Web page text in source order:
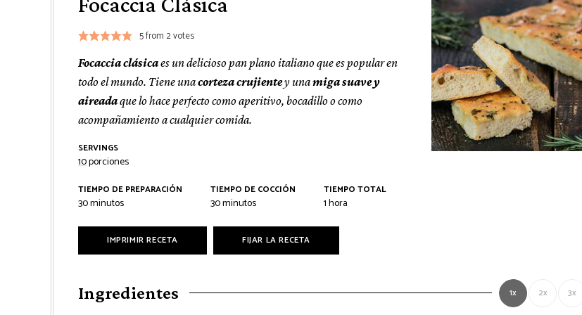
5from 2votes
Focaccia clásicaes un delicioso pan plano italiano que es popular en
todo el mundo. Tiene unacorteza crujientey unamiga suave y
aireadaque lo hace perfecto como aperitivo, bocadillo o como
acompañamiento a cualquier comida.
SERVINGS
10porciones
TIEMPO DE PREPARACIÓN
30minutos
minutos
TIEMPO DE COCCIÓN
30minutos
minutos
TIEMPO TOTAL
1hora
hora
IMPRIMIR RECETA FIJAR LA RECETA
Ingredientes 1x 2x 3x